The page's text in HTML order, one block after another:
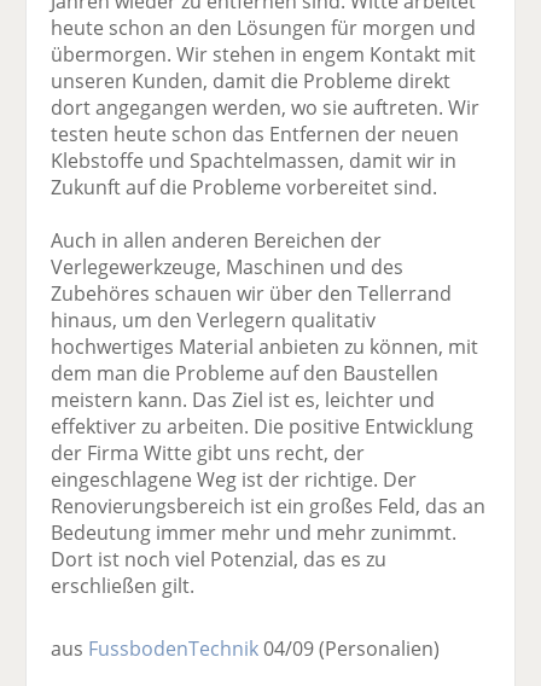
heute schon an den Lösungen für morgen und
übermorgen. Wir stehen in engem Kontakt mit
unseren Kunden, damit die Probleme direkt
dort angegangen werden, wo sie auftreten. Wir
testen heute schon das Entfernen der neuen
Klebstoffe und Spachtelmassen, damit wir in
Zukunft auf die Probleme vorbereitet sind.
Auch in allen anderen Bereichen der
Verlegewerkzeuge, Maschinen und des
Zubehöres schauen wir über den Tellerrand
hinaus, um den Verlegern qualitativ
hochwertiges Material anbieten zu können, mit
dem man die Probleme auf den Baustellen
meistern kann. Das Ziel ist es, leichter und
effektiver zu arbeiten. Die positive Entwicklung
der Firma Witte gibt uns recht, der
eingeschlagene Weg ist der richtige. Der
Renovierungsbereich ist ein großes Feld, das an
Bedeutung immer mehr und mehr zunimmt.
Dort ist noch viel Potenzial, das es zu
erschließen gilt.
aus FussbodenTechnik04/09(Personalien)